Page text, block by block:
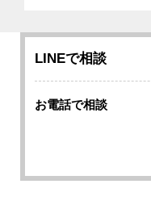
LINEで相談
お電話で相談